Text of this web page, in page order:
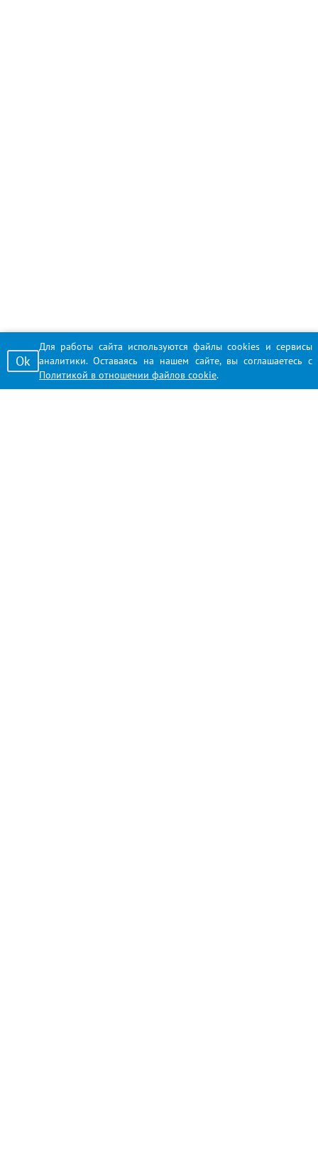
Для работы сайта используются файлы cookies и сервисы
аналитики. Оставаясь на нашем сайте, вы соглашаетесь с
Политикой в отношении файлов cookie.
Ok